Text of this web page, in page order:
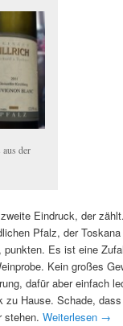
der
Eindruck, der
Pfalz, der
Es ist eine
Kein großes
dafür aber einfach
zu Hause. Schade,
stehen.Weiterlesen →